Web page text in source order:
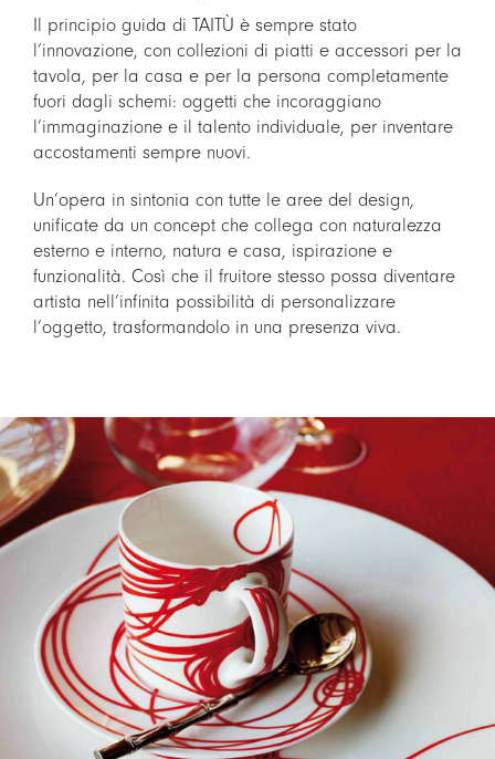
Il principio guida di TAITÙ è sempre stato
l’innovazione, con collezioni di piatti e accessori per la
tavola, per la casa e per la persona completamente
fuori dagli schemi: oggetti che incoraggiano
l’immaginazione e il talento individuale, per inventare
accostamenti sempre nuovi.
Un’opera in sintonia con tutte le aree del design,
unificate da un concept che collega con naturalezza
esterno e interno, natura e casa, ispirazione e
funzionalità. Così che il fruitore stesso possa diventare
artista nell’infinita possibilità di personalizzare
l’oggetto, trasformandolo in una presenza viva.